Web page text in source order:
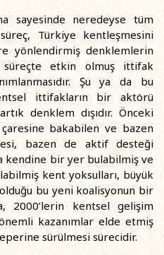
sayesinde neredeyse tüm
Türkiye kentleşmesini
yönlendirmiş denklemlerin
süreçte etkin olmuş ittifak
Şu ya da bu
ittifakların bir aktörü
denklem dışıdır. Önceki
bakabilen ve bazen
bazen de aktif desteği
kendine bir yer bulabilmiş ve
kent yoksulları, büyük
bu yeni koalisyonun bir
2000’lerin kentsel gelişim
kazanımlar elde etmiş
sürülmesi sürecidir.